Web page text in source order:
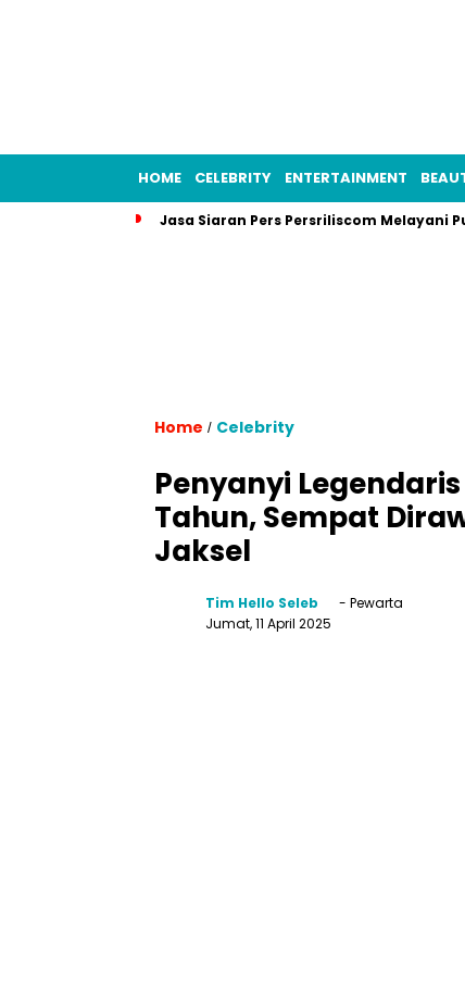
HOME CELEBRITY ENTERTAINMENT
Jasa Siaran Pers Persriliscom Melayani
Home / Celebrity
Penyanyi
Tahun, Sempat
Jaksel
Tim Hello Seleb
- Pewarta
Jumat, 11 April 2025